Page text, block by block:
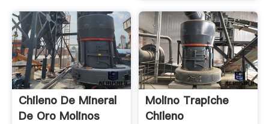
Chileno De Mineral
De Oro Molinos
Molino Trapiche
Chileno